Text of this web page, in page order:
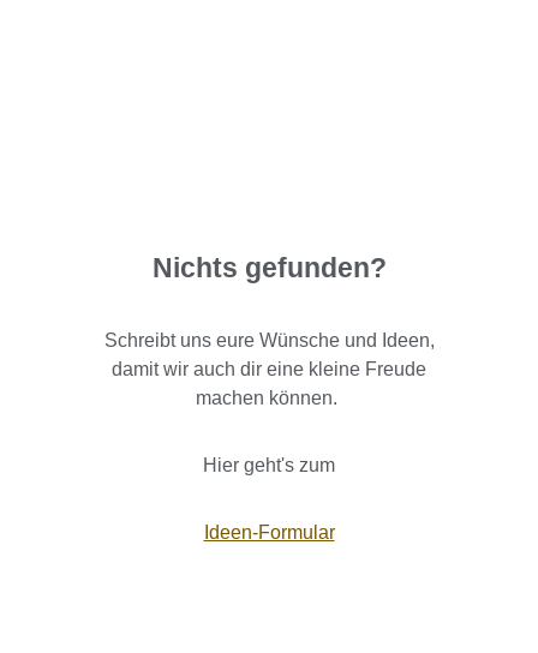
Nichts gefunden?
Schreibt uns eure Wünsche und Ideen,
damit wir auch dir eine kleine Freude
machen können.
Hier geht's zum
Ideen-Formular